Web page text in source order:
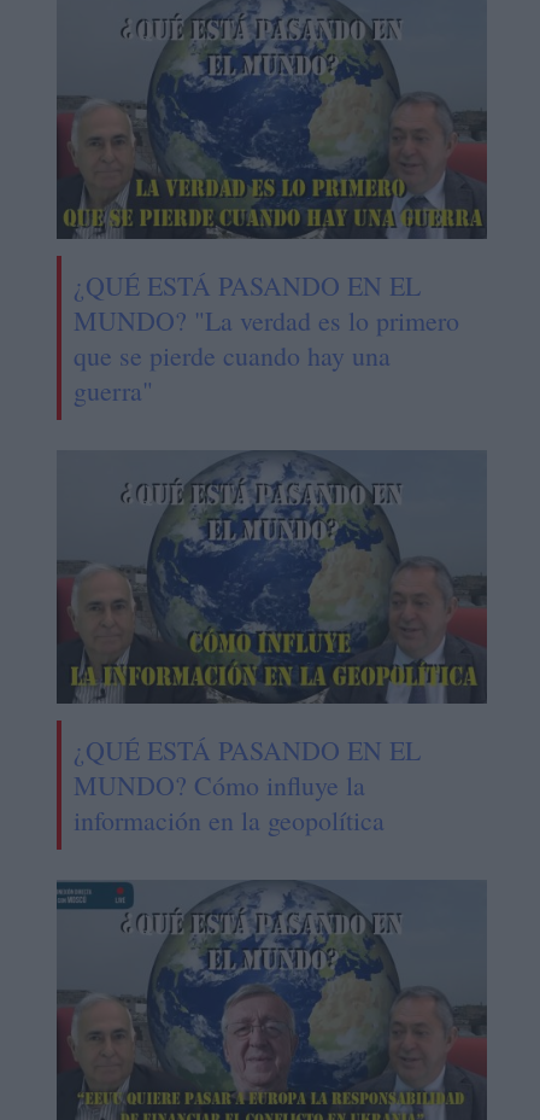
¿QUÉ ESTÁ PASANDO EN EL
MUNDO? "La verdad es lo primero
que se pierde cuando hay una
guerra"
¿QUÉ ESTÁ PASANDO EN EL
MUNDO? Cómo influye la
información en la geopolítica